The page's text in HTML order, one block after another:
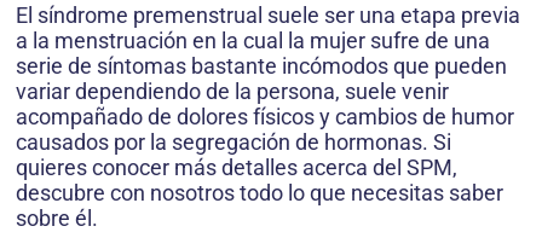
El síndrome premenstrual suele ser una etapa previa
a la menstruación en la cual la mujer sufre de una
serie de síntomas bastante incómodos que pueden
variar dependiendo de la persona, suele venir
acompañado de dolores físicos y cambios de humor
causados por la segregación de hormonas. Si
quieres conocer más detalles acerca del SPM,
descubre con nosotros todo lo que necesitas saber
sobre él.